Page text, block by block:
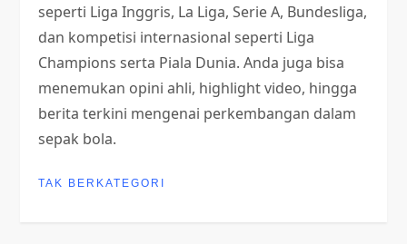
seperti Liga Inggris, La Liga, Serie A, Bundesliga,
dan kompetisi internasional seperti Liga
Champions serta Piala Dunia. Anda juga bisa
menemukan opini ahli, highlight video, hingga
berita terkini mengenai perkembangan dalam
sepak bola.
TAK BERKATEGORI